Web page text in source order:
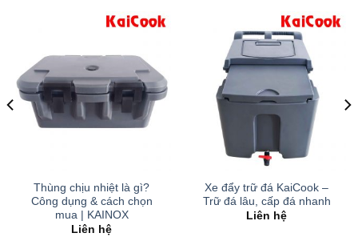
Thùng chịu nhiệt là gì?
Công dụng & cách chọn
mua | KAINOX
Liên hệ
Xe đẩy trữ đá KaiCook –
Trữ đá lâu, cấp đá nhanh
Liên hệ